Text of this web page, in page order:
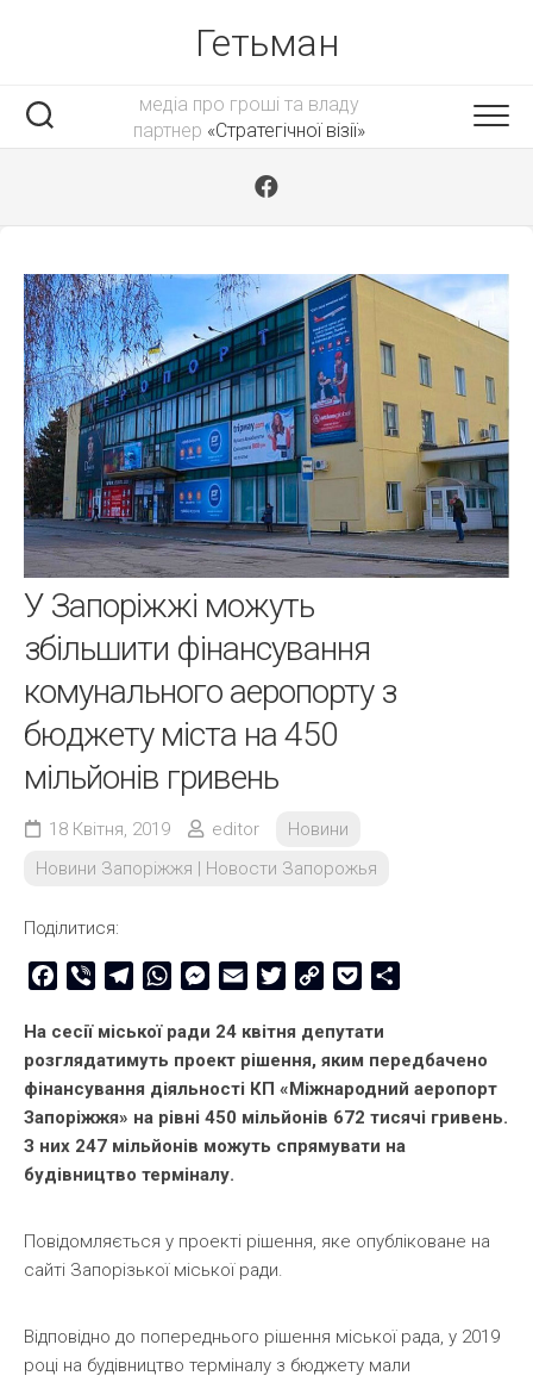
Гетьман
медіа про гроші та владу
партнер «Стратегічної візії»
У Запоріжжі можуть
збільшити фінансування
комунального аеропорту з
бюджету міста на 450
мільйонів гривень
18 Квітня, 2019 editor
Новини
Новини Запоріжжя | Новости Запорожья
Поділитися:
Facebook
Viber TelegramWhatsAppMessenger
Email TwitterCopy
Pocket
На сесії міської ради 24 квітня депутати
розглядатимуть проект рішення, яким передбачено
фінансування діяльності КП «Міжнародний аеропорт
Запоріжжя» на рівні 450 мільйонів 672 тисячі гривень.
З них 247 мільйонів можуть спрямувати на
будівництво терміналу.
Повідомляється у проекті рішення, яке опубліковане на
сайті Запорізької міської ради.
Відповідно до попереднього рішення міської рада, у 2019
році на будівництво терміналу з бюджету мали